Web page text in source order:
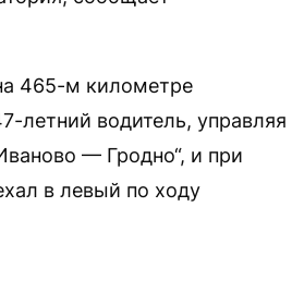
465-м километре
летний водитель, управляя
— Гродно“, и при
в левый по ходу